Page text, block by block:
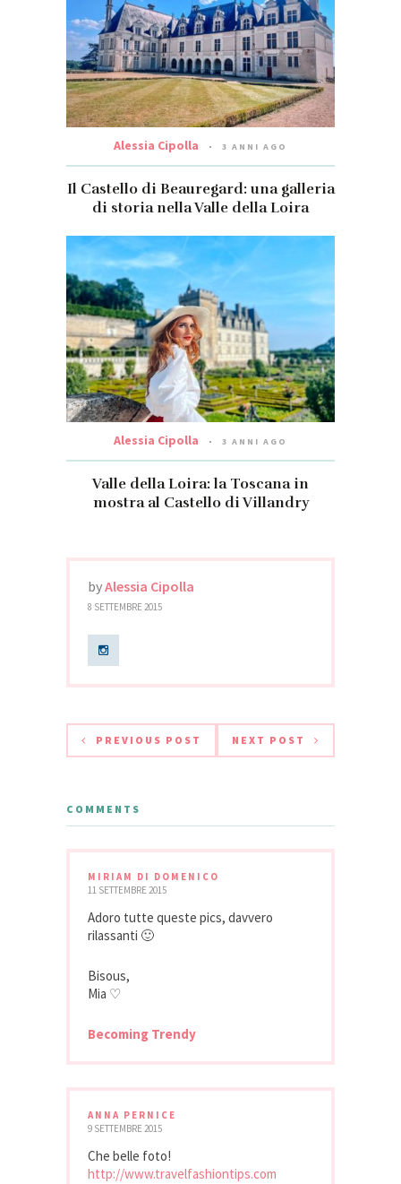
Alessia Cipolla 3 ANNI AGO
Il Castello di Beauregard: una galleria
di storia nella Valle della Loira
Alessia Cipolla 3 ANNI AGO
Valle della Loira: la Toscana in
mostra al Castello di Villandry
byAlessia Cipolla
8 SETTEMBRE 2015
PREVIOUS POST NEXT POST
COMMENTS
MIRIAM DI DOMENICO
11 SETTEMBRE 2015
Adoro tutte queste pics, davvero
rilassanti 🙂
Bisous,
Mia ♡
Becoming Trendy
ANNA PERNICE
9 SETTEMBRE 2015
Che belle foto!
http://www.travelfashiontips.com